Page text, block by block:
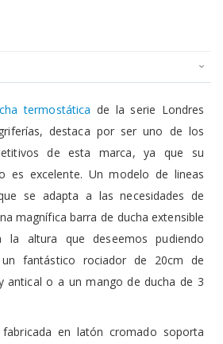
termostática de la serie Londres
destaca por ser uno de los
de esta marca, ya que su
es excelente. Un modelo de lineas
se adapta a las necesidades de
magnífica barra de ducha extensible
la altura que deseemos pudiendo
fantástico rociador de 20cm de
antical o a un mango de ducha de 3
en latón cromado soporta